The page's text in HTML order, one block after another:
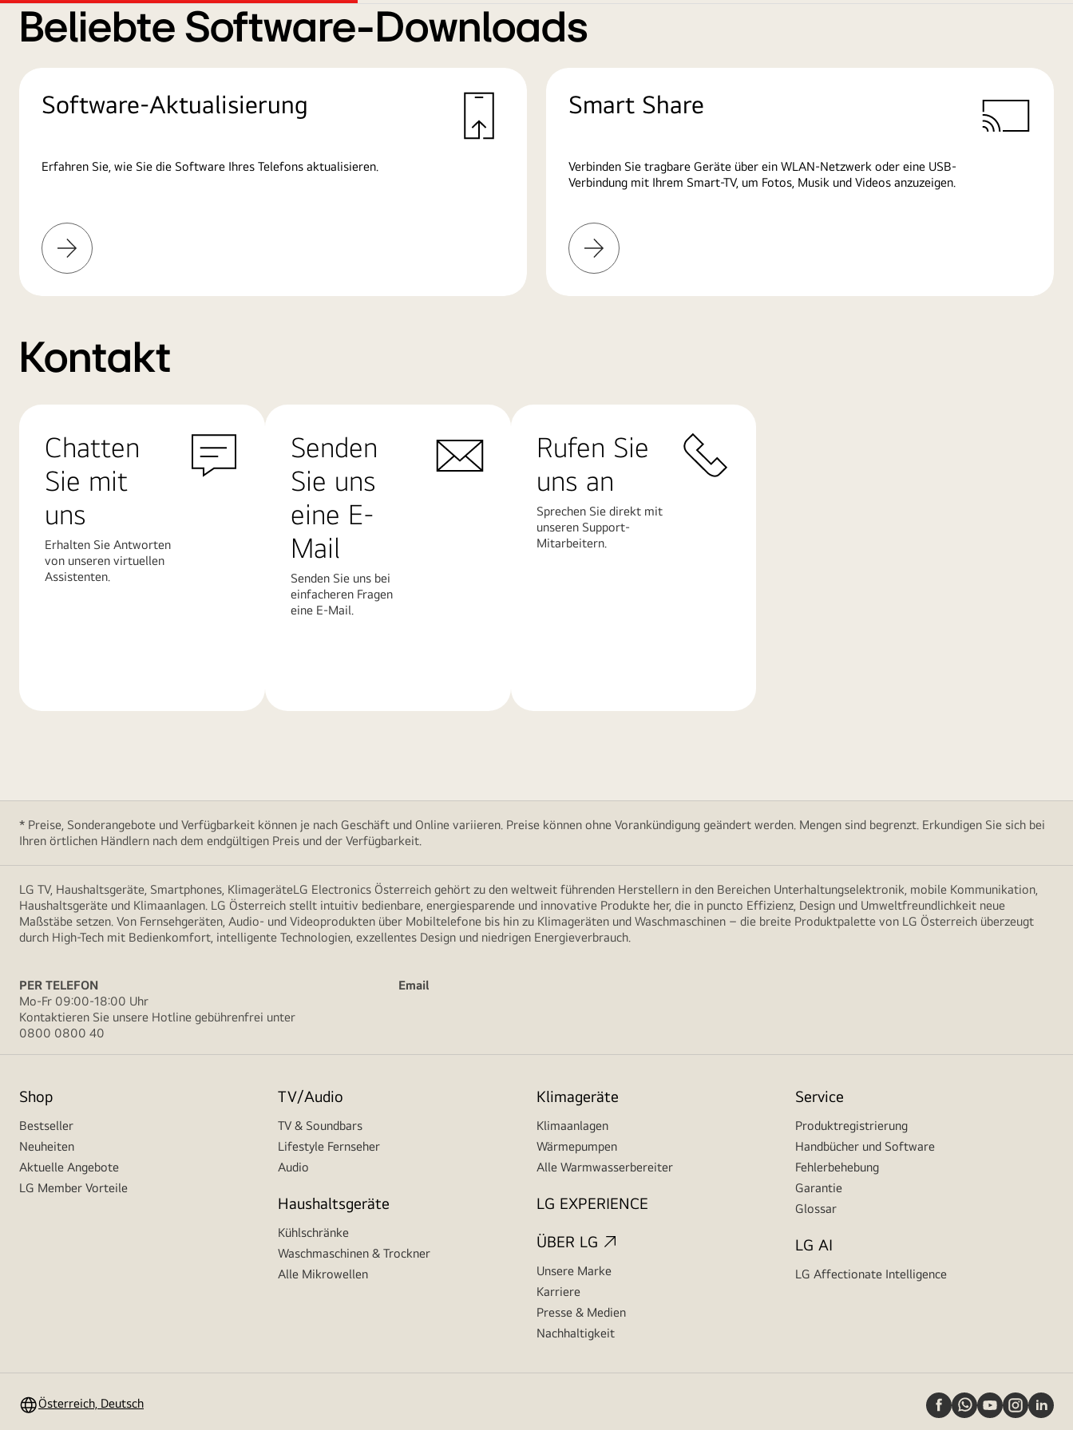
Beliebte Software-Downloads
Software-Aktualisierung
Erfahren Sie, wie Sie die Software Ihres Telefons aktualisieren.
Mehr
erfahren
Smart Share
Verbinden Sie tragbare Geräte über ein WLAN-Netzwerk oder eine USB-
Verbindung mit Ihrem Smart-TV, um Fotos, Musik und Videos anzuzeigen.
Mehr
erfahren
Kontakt
Chatten
Sie mit
uns
Erhalten Sie Antworten
von unseren virtuellen
Assistenten.
Senden
Sie uns
eine E-
Mail
Senden Sie uns bei
einfacheren Fragen
eine E-Mail.
Rufen Sie
uns an
Sprechen Sie direkt mit
unseren Support-
Mitarbeitern.
* Preise, Sonderangebote und Verfügbarkeit können je nach Geschäft und Online variieren. Preise können ohne Vorankündigung geändert werden. Mengen sind begrenzt. Erkundigen Sie sich bei
Ihren örtlichen Händlern nach dem endgültigen Preis und der Verfügbarkeit.
LG TV, Haushaltsgeräte, Smartphones, KlimageräteLG Electronics Österreich gehört zu den weltweit führenden Herstellern in den Bereichen Unterhaltungselektronik, mobile Kommunikation,
Haushaltsgeräte und Klimaanlagen. LG Österreich stellt intuitiv bedienbare, energiesparende und innovative Produkte her, die in puncto Effizienz, Design und Umweltfreundlichkeit neue
Maßstäbe setzen. Von Fernsehgeräten, Audio- und Videoprodukten über Mobiltelefone bis hin zu Klimageräten und Waschmaschinen – die breite Produktpalette von LG Österreich überzeugt
durch High-Tech mit Bedienkomfort, intelligente Technologien, exzellentes Design und niedrigen Energieverbrauch.
PER TELEFON
Email
Mo-Fr 09:00-18:00 Uhr
Kontaktieren Sie unsere Hotline gebührenfrei unter
0800 0800 40
Shop
Bestseller
Neuheiten
Aktuelle Angebote
LG Member Vorteile
TV/Audio
TV & Soundbars
Lifestyle Fernseher
Audio
Haushaltsgeräte
Kühlschränke
Waschmaschinen & Trockner
Alle Mikrowellen
Klimageräte
Klimaanlagen
Wärmepumpen
Alle Warmwasserbereiter
LG EXPERIENCE
ÜBER LG
Unsere Marke
Karriere
Presse & Medien
Nachhaltigkeit
Service
Produktregistrierung
Handbücher und Software
Fehlerbehebung
Garantie
Glossar
LG AI
LG Affectionate Intelligence
Österreich, Deutsch